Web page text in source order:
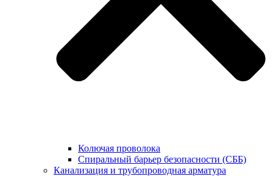
Колючая проволока
Спиральный барьер безопасности (СББ)
Канализация и трубопроводная арматура